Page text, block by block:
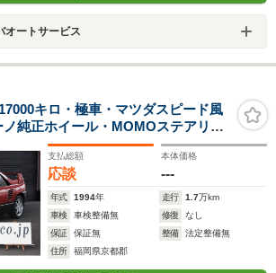
オートサービス
キロ・極車・マツダスピード風
ノ純正ホイール・MOMOステアリン
評価点5
支払総額
応談
本体価格
---
年式 1994年 走行 1.7万km
車検
車検整備無 修復
なし
保証
保証無 整備
法定整備無
住所
福岡県京都郡